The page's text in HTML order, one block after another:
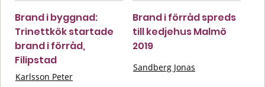
Brand i byggnad:
Trinettkök startade
brand i förråd,
Filipstad
Karlsson Peter
Brand i förråd spreds
till kedjehus Malmö
2019
Sandberg Jonas